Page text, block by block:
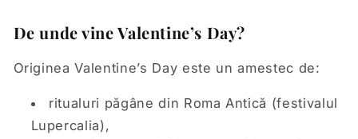
De unde vine Valentine’s Day?
Originea Valentine’s Day este un amestec de:
ritualuri păgâne din Roma Antică (festivalul
Lupercalia),